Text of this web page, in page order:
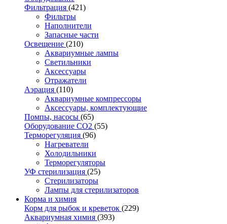
Фильтрация (421)
Фильтры
Наполнители
Запасные части
Освещение (210)
Аквариумные лампы
Светильники
Аксессуары
Отражатели
Аэрация (110)
Аквариумные компрессоры
Аксессуары, комплектующие
Помпы, насосы (65)
Оборудование CO2 (55)
Терморегуляция (96)
Нагреватели
Холодильники
Терморегуляторы
УФ стерилизация (25)
Стерилизаторы
Лампы для стерилизаторов
Корма и химия
Корм для рыбок и креветок (229)
Аквариумная химия (393)